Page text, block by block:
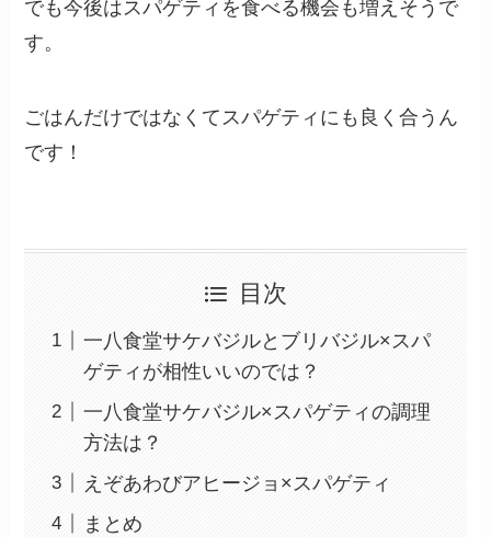
でも今後はスパゲティを食べる機会も増えそうで
す。
ごはんだけではなくてスパゲティにも良く合うん
です！
目次
一八食堂サケバジルとブリバジル×スパ
ゲティが相性いいのでは？
一八食堂サケバジル×スパゲティの調理
方法は？
えぞあわびアヒージョ×スパゲティ
まとめ